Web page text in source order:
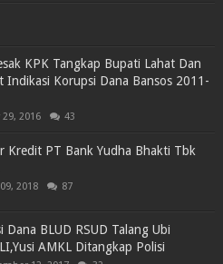
KPK Tangkap Bupati Lahat Dan
Indikasi Korupsi Dana Bansos 2011-
29, 2016 43
Kredit PT Bank Yudha Bhakti Tbk
2018 87
Dana BLUD RSUD Talang Ubi
AMKL Ditangkap Polisi